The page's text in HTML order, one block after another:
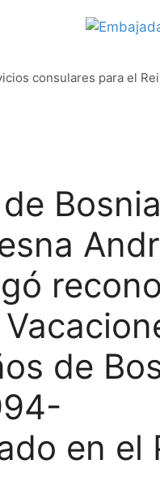
consulares para el
de
en el